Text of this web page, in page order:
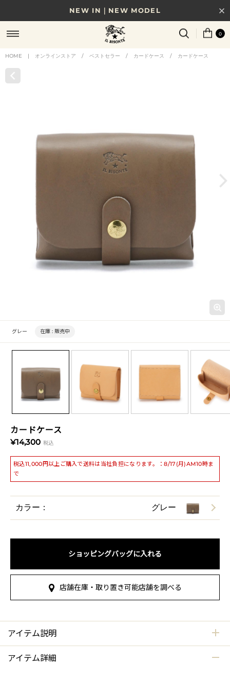
NEW IN｜NEW MODEL
8/17(月)10時まで｜税込11,000円以上で送料無料
贈る相手やシーンから選べる、新しいギフトガイド
0
HOME | オンラインストア / ベストセラー / カードケース / カードケース
カードケース
¥14,300 税込
税込11,000円以上ご購入で送料は当社負担になります。：8/17(月)AM10時ま
で
グレー 在庫 : 販売中
カラー： グレー
ショッピングバッグに入れる
店舗在庫・取り置き可能店舗を調べる
アイテム説明
アイテム詳細